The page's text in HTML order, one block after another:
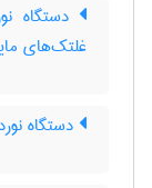
دستگاه
غلتک‌های
دستگاه